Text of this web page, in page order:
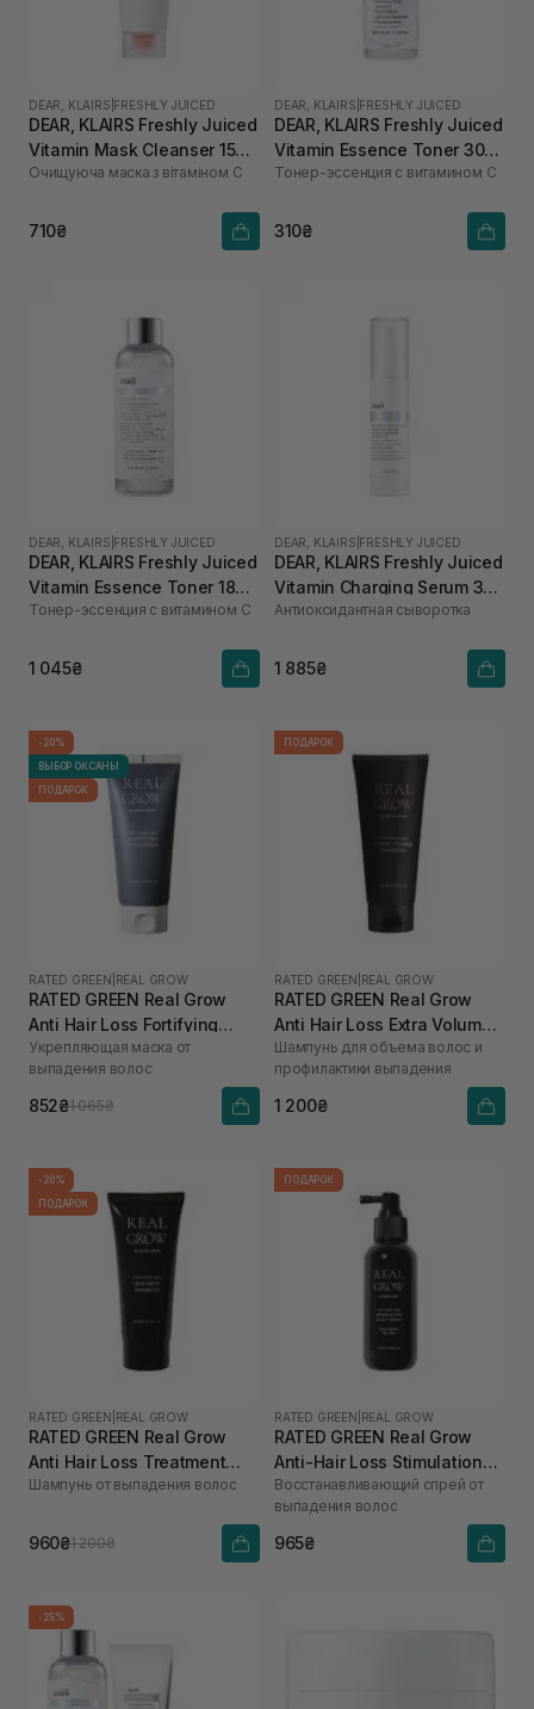
DEAR, KLAIRS FRESHLY JUICED
DEAR, KLAIRS Freshly Juiced
Vitamin Mask Cleanser 150
мл
Очищуюча маска з вітаміном С
710₴
DEAR, KLAIRS FRESHLY JUICED
DEAR, KLAIRS Freshly Juiced
Vitamin Essence Toner 30
мл
Тонер-эссенция с витамином C
310₴
DEAR, KLAIRS FRESHLY JUICED
DEAR, KLAIRS Freshly Juiced
Vitamin Essence Toner 180
мл
Тонер-эссенция с витамином C
1 045₴
DEAR, KLAIRS FRESHLY JUICED
DEAR, KLAIRS Freshly Juiced
Vitamin Charging Serum 30
мл
Антиоксидантная сыворотка
1 885₴
-20%
ВЫБОР ОКСАНЫ
ПОДАРОК
RATED GREEN REAL GROW
RATED GREEN Real Grow
Anti Hair Loss Fortifying
Treatment 200 мл
Укрепляющая маска от
выпадения волос
852₴1 065₴
ПОДАРОК
RATED GREEN REAL GROW
RATED GREEN Real Grow
Anti Hair Loss Extra Volume
Shampoo 200 мл
Шампунь для объема волос и
профилактики выпадения
1 200₴
-20%
ПОДАРОК
RATED GREEN REAL GROW
RATED GREEN Real Grow
Anti Hair Loss Treatment
Shampoo 200 мл
Шампунь от выпадения волос
960₴1 200₴
ПОДАРОК
RATED GREEN REAL GROW
RATED GREEN Real Grow
Anti-Hair Loss Stimulation
Scalp Spray 120 мл
Восстанавливающий спрей от
выпадения волос
965₴
-25%